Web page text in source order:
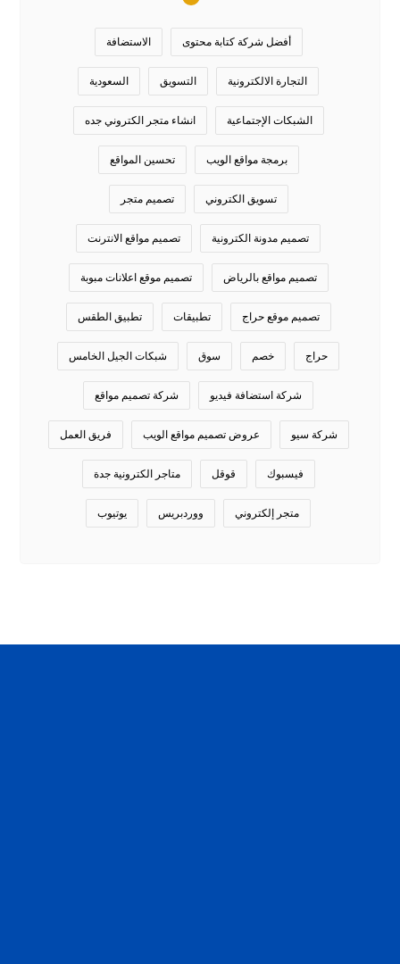
أفضل شركة كتابة محتوى الاستضافة
التجارة الالكترونية التسويق السعودية
الشبكات الإجتماعية انشاء متجر الكتروني جده
برمجة مواقع الويب تحسين المواقع
تسويق الكتروني تصميم متجر
تصميم مدونة الكترونية تصميم مواقع الانترنت
تصميم مواقع بالرياض تصميم موقع اعلانات مبوبة
تصميم موقع حراج تطبيقات تطبيق الطقس
حراج خصم سوق شبكات الجيل الخامس
شركة استضافة فيديو شركة تصميم مواقع
شركة سيو عروض تصميم مواقع الويب فريق العمل
فيسبوك قوقل متاجر الكترونية جدة
متجر إلكتروني ووردبريس يوتيوب